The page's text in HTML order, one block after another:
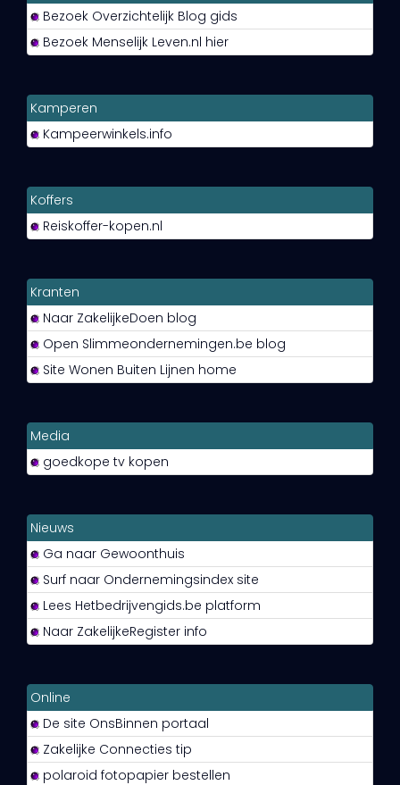
Bezoek Overzichtelijk Blog gids
Bezoek Menselijk Leven.nl hier
Kamperen
Kampeerwinkels.info
Koffers
Reiskoffer-kopen.nl
Kranten
Naar ZakelijkeDoen blog
Open Slimmeondernemingen.be blog
Site Wonen Buiten Lijnen home
Media
goedkope tv kopen
Nieuws
Ga naar Gewoonthuis
Surf naar Ondernemingsindex site
Lees Hetbedrijvengids.be platform
Naar ZakelijkeRegister info
Online
De site OnsBinnen portaal
Zakelijke Connecties tip
polaroid fotopapier bestellen